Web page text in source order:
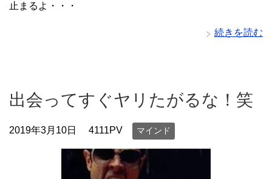
止まるよ・・・
続きを読む
出会ってすぐヤリたがるな！笑
2019年3月10日 4111PV マインド